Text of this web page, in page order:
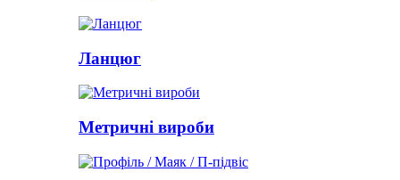
Ланцюг
Метричні вироби